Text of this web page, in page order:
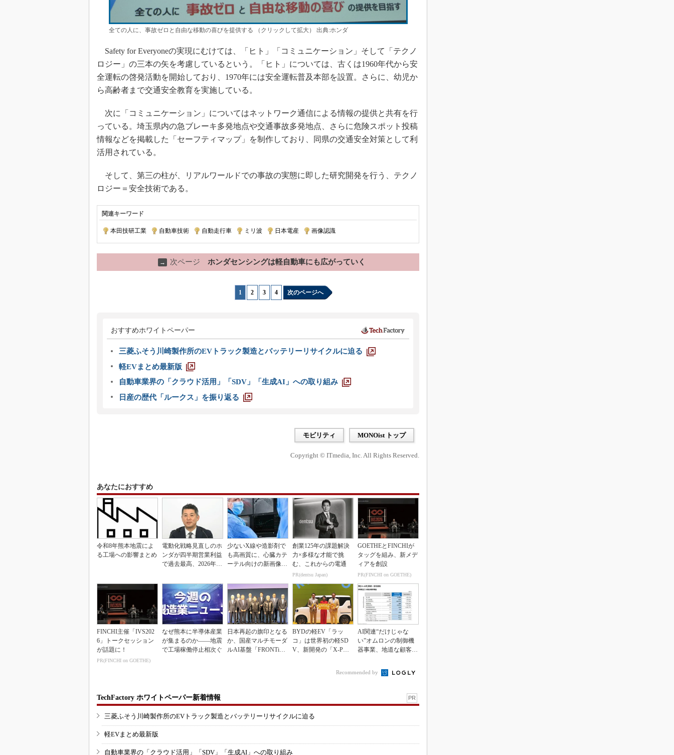
全ての人に、事故ゼロと自由な移動の喜びを提供する （クリックして拡大） 出典:ホンダ
Safety for Everyoneの実現にむけては、「ヒト」「コミュニケーション」そして「テクノ
ロジー」の三本の矢を考慮しているという。「ヒト」については、古くは1960年代から安
全運転の啓発活動を開始しており、1970年には安全運転普及本部を設置。さらに、幼児か
ら高齢者まで交通安全教育を実施している。
次に「コミュニケーション」についてはネットワーク通信による情報の提供と共有を行
っている。埼玉県内の急ブレーキ多発地点や交通事故多発地点、さらに危険スポット投稿
情報などを掲載した「セーフティマップ」を制作しており、同県の交通安全対策として利
活用されている。
そして、第三の柱が、リアルワールドでの事故の実態に即した研究開発を行う、テクノ
ロジー＝安全技術である。
関連キーワード
本田技研工業 自動車技術 自動走行車 ミリ波 日本電産 画像認識
→ 次ページ ホンダセンシングは軽自動車にも広がっていく
1 2 3 4 次のページへ
おすすめホワイトペーパー
三菱ふそう川崎製作所のEVトラック製造とバッテリーリサイクルに迫る
軽EVまとめ最新版
自動車業界の「クラウド活用」「SDV」「生成AI」への取り組み
日産の歴代「ルークス」を振り返る
モビリティ MONOist トップ
Copyright © ITmedia, Inc. All Rights Reserved.
あなたにおすすめ
令和8年熊本地震によ
る工場への影響まとめ
電動化戦略見直しのホ
ンダが四半期営業利益
で過去最高、2026年度
少ないX線や造影剤で
も高画質に、心臓カテ
ーテル向けの新画像技
創業125年の課題解決
力×多様な才能で挑
む、これからの電通
PR(dentsu Japan)
GOETHEとFINCHIが
タッグを組み、新メデ
ィアを創設
PR(FINCHI on GOETHE)
FINCHI主催「IVS202
6」トークセッション
が話題に！
PR(FINCHI on GOETHE)
なぜ熊本に半導体産業
が集まるのか――地震
で工場稼働停止相次ぐ
日本再起の旗印となる
か、国産マルチモーダ
ルAI基盤「FRONTi
BYDの軽EV「ラッ
コ」は世界初の軽SD
V、新開発の「X-PAC
AI関連“だけじゃな
い”オムロンの制御機
器事業、地道な顧客基
Recommended by
TechFactory ホワイトペーパー新着情報 PR
三菱ふそう川崎製作所のEVトラック製造とバッテリーリサイクルに迫る
軽EVまとめ最新版
自動車業界の「クラウド活用」「SDV」「生成AI」への取り組み